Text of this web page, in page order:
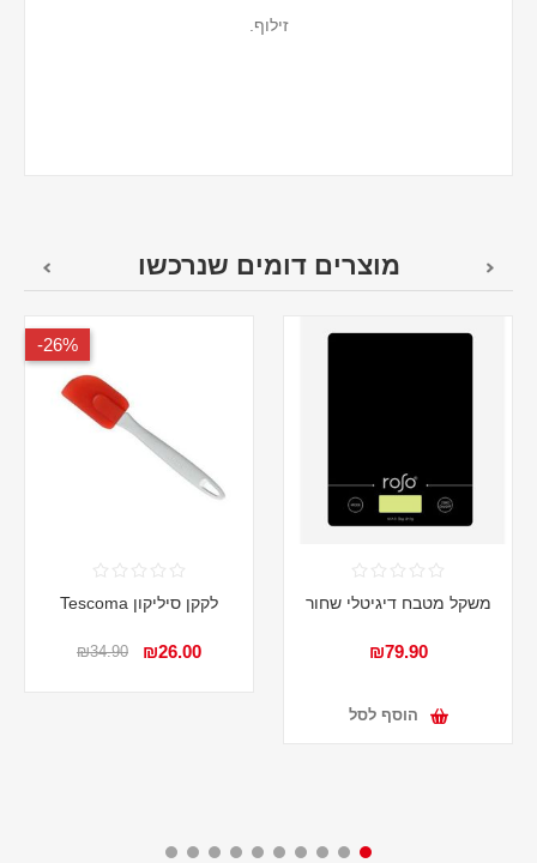
זילוף.
מוצרים דומים שנרכשו
משקל מטבח דיגיטלי שחור
₪79.90
הוסף לסל
26%-
לקקן סיליקון Tescoma
₪26.00
₪34.90